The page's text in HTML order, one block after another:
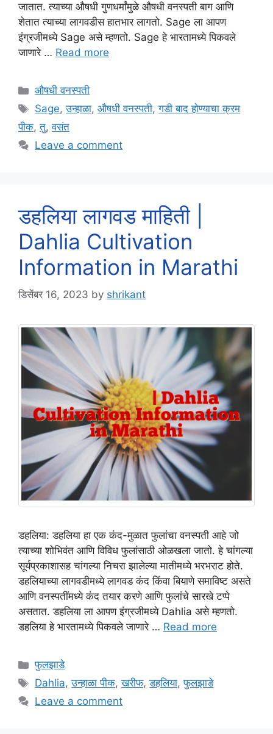
जातात. त्याच्या औषधी गुणधर्मांमुळे औषधी वनस्पती बाग आणि
शेतात त्याच्या लागवडीस हातभार लागतो. Sage ला आपण
इंग्रजीमध्ये Sage असे म्हणतो. Sage हे भारतामध्ये पिकवले
जाणारे … Read more
Categories
औषधी वनस्पती
Tags
Sage,उन्हाळा,औषधी वनस्पती,गडी बाद होण्याचा क्रम
पीक,तु,वसंत
Leave a comment
डहलिया लागवड माहिती |
Dahlia Cultivation
Information in Marathi
डिसेंबर 16, 2023 by shrikant
डहलिया: डहलिया हा एक कंद-मुळात फुलांचा वनस्पती आहे जो
त्याच्या शोभिवंत आणि विविध फुलांसाठी ओळखला जातो. हे चांगल्या
सूर्यप्रकाशासह चांगल्या निचरा झालेल्या मातीमध्ये भरभराट होते.
डहलियाच्या लागवडीमध्ये लागवड कंद किंवा बियाणे समाविष्ट असते
आणि वनस्पतींमध्ये कंद तयार करणे आणि फुलांचे सारखे टप्पे
असतात. डहलिया ला आपण इंग्रजीमध्ये Dahlia असे म्हणतो.
डहलिया हे भारतामध्ये पिकवले जाणारे … Read more
Categories
फुलझाडे
Tags
Dahlia,उन्हाळा पीक,खरीफ,डहलिया,फुलझाडे
Leave a comment